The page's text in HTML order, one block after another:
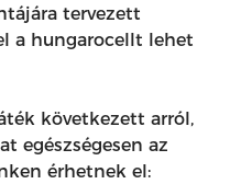
tervezett
a hungarocellt lehet
következett arról,
egészségesen az
érhetnek el: